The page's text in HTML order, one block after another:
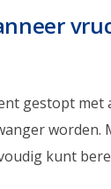
gestopt
worden.
kunt